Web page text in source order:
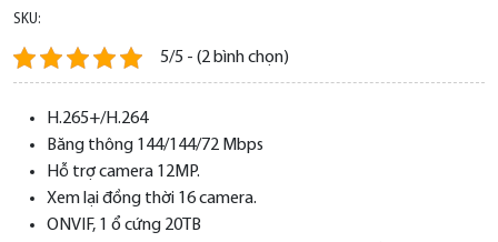
SKU:
5/5 - (2 bình chọn)
H.265+/H.264
Băng thông 144/144/72 Mbps
Hỗ trợ camera 12MP.
Xem lại đồng thời 16 camera.
ONVIF, 1 ổ cứng 20TB